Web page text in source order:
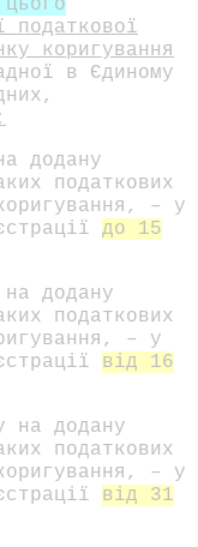
податкової
коригування
в Єдиному
додану
податкових
– у
до 15
додану
податкових
– у
від 16
на додану
податкових
– у
від 31